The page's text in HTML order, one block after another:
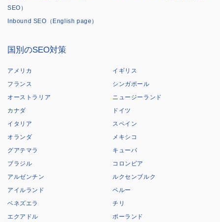
SEO）
Inbound SEO（English page）
国別のSEO対策
アメリカ
イギリス
フランス
シンガポール
オーストラリア
ニュージーランド
カナダ
ドイツ
イタリア
スペイン
オランダ
メキシコ
グアテマラ
キューバ
ブラジル
コロンビア
アルゼンチン
ルクセンブルク
アイルランド
ペルー
ベネズエラ
チリ
エクアドル
ポーランド